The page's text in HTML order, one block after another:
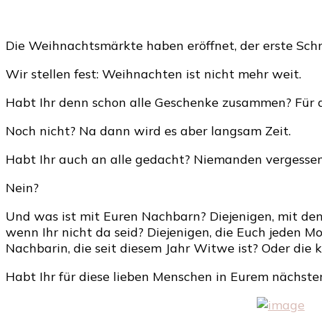
Die Weihnachtsmärkte haben eröffnet, der erste
Wir stellen fest: Weihnachten ist nicht mehr weit.
Habt Ihr denn schon alle Geschenke zusammen?
Noch nicht? Na dann wird es aber langsam Zeit.
Habt Ihr auch an alle gedacht? Niemanden
Nein?
Und was ist mit Euren Nachbarn? Diejenigen, mit
wenn Ihr nicht da seid? Diejenigen, die Euch jeden
Nachbarin, die seit diesem Jahr Witwe ist? Oder
Habt Ihr für diese lieben Menschen in Eurem